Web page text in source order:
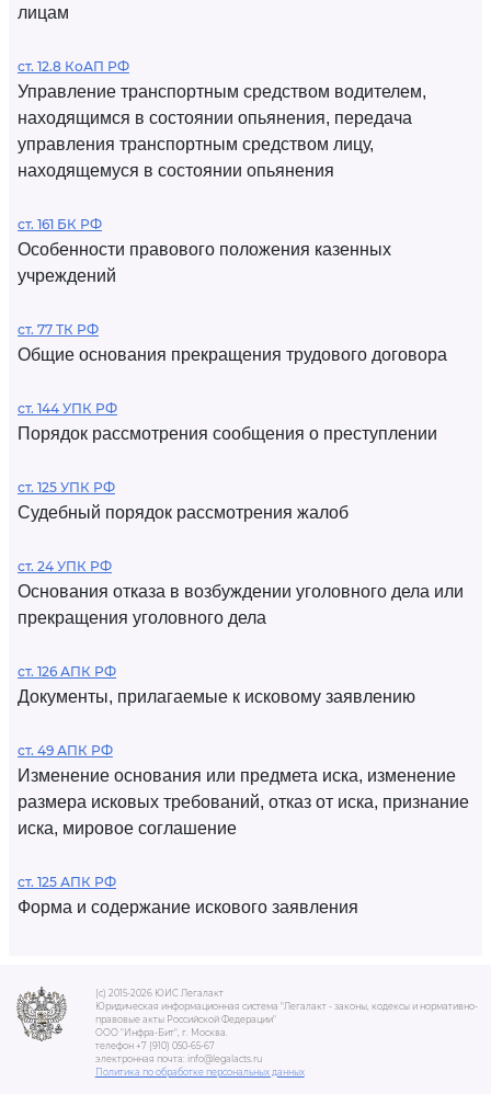
лицам
ст. 12.8 КоАП РФ
Управление транспортным средством водителем,
находящимся в состоянии опьянения, передача
управления транспортным средством лицу,
находящемуся в состоянии опьянения
ст. 161 БК РФ
Особенности правового положения казенных
учреждений
ст. 77 ТК РФ
Общие основания прекращения трудового договора
ст. 144 УПК РФ
Порядок рассмотрения сообщения о преступлении
ст. 125 УПК РФ
Судебный порядок рассмотрения жалоб
ст. 24 УПК РФ
Основания отказа в возбуждении уголовного дела или
прекращения уголовного дела
ст. 126 АПК РФ
Документы, прилагаемые к исковому заявлению
ст. 49 АПК РФ
Изменение основания или предмета иска, изменение
размера исковых требований, отказ от иска, признание
иска, мировое соглашение
ст. 125 АПК РФ
Форма и содержание искового заявления
(c) 2015-2026 ЮИС Легалакт
Юридическая информационная система "Легалакт - законы, кодексы и нормативно-
правовые акты Российской Федерации"
ООО "Инфра-Бит", г. Москва.
телефон +7 (910) 050-65-67
электронная почта: info@legalacts.ru
Политика по обработке персональных данных